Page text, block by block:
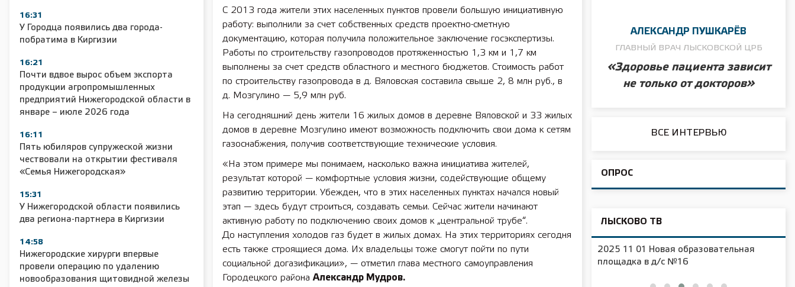
16:31
У Городца появились два города-
побратима в Киргизии
16:21
Почти вдвое вырос объем экспорта
продукции агропромышленных
предприятий Нижегородской области в
январе – июле 2026 года
16:11
Пять юбиляров супружеской жизни
чествовали на открытии фестиваля
«Семья Нижегородская»
15:31
У Нижегородской области появились
два региона-партнера в Киргизии
14:58
Нижегородские хирурги впервые
провели операцию по удалению
новообразования щитовидной железы
С 2013 года жители этих населенных пунктов провели большую инициативную
работу: выполнили за счет собственных средств проектно-сметную
документацию, которая получила положительное заключение госэкспертизы.
Работы по строительству газопроводов протяженностью 1,3 км и 1,7 км
выполнены за счет средств областного и местного бюджетов. Стоимость работ
по строительству газопровода в д. Вяловская составила свыше 2, 8 млн руб., в
д. Мозгулино — 5,9 млн руб.
На сегодняшний день жители 16 жилых домов в деревне Вяловской и 33 жилых
домов в деревне Мозгулино имеют возможность подключить свои дома к сетям
газоснабжения, получив соответствующие технические условия.
«На этом примере мы понимаем, насколько важна инициатива жителей,
результат которой — комфортные условия жизни, содействующие общему
развитию территории. Убежден, что в этих населенных пунктах начался новый
этап — здесь будут строиться, создавать семьи. Сейчас жители начинают
активную работу по подключению своих домов к „центральной трубе“.
До наступления холодов газ будет в жилых домах. На этих территориях сегодня
есть также строящиеся дома. Их владельцы тоже смогут пойти по пути
социальной догазификации», — отметил глава местного самоуправления
Городецкого районаАлександр Мудров.
АЛЕКСАНДР ПУШКАРЁВ
ГЛАВНЫЙ ВРАЧ ЛЫСКОВСКОЙ ЦРБ
«Здоровье пациента зависит
не только от докторов»
ВСЕ ИНТЕРВЬЮ
ОПРОС
ЛЫСКОВО ТВ
11 01 Сельское хозяйство 2025 2025 11 01 55 лет СОШ №2
2025 11 01 Земли
сельскохозяйственного назначения
2025 11 01 Новая образовательная
площадка в д/с №16